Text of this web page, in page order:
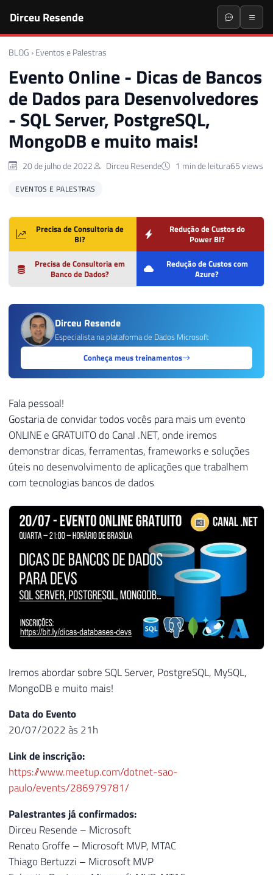
Dirceu Resende
BLOG › Eventos e Palestras
Evento Online - Dicas de Bancos
de Dados para Desenvolvedores
- SQL Server, PostgreSQL,
MongoDB e muito mais!
20 de julho de 2022 Dirceu Resende 1 min de leitura65 views
EVENTOS E PALESTRAS
Precisa de Consultoria de
BI?
Redução de Custos do
Power BI?
Precisa de Consultoria em
Banco de Dados?
Redução de Custos com
Azure?
Dirceu Resende
Especialista na plataforma de Dados Microsoft
Conheça meus treinamentos
Fala pessoal!
Gostaria de convidar todos vocês para mais um evento
ONLINE e GRATUITO do Canal .NET, onde iremos
demonstrar dicas, ferramentas, frameworks e soluções
úteis no desenvolvimento de aplicações que trabalhem
com tecnologias bancos de dados
Iremos abordar sobre SQL Server, PostgreSQL, MySQL,
MongoDB e muito mais!
Data do Evento
20/07/2022 às 21h
Link de inscrição:
https://www.meetup.com/dotnet-sao-
paulo/events/286979781/
Palestrantes já confirmados:
Dirceu Resende – Microsoft
Renato Groffe – Microsoft MVP, MTAC
Thiago Bertuzzi – Microsoft MVP